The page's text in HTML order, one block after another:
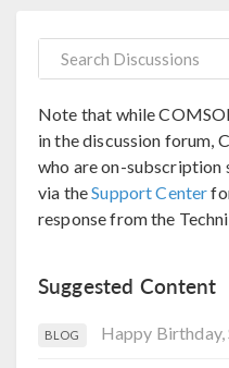
Note that while
in the discussion forum,
who are on-subscription
via theSupport Center
response from the
Suggested Content
BLOG Happy Birthday,